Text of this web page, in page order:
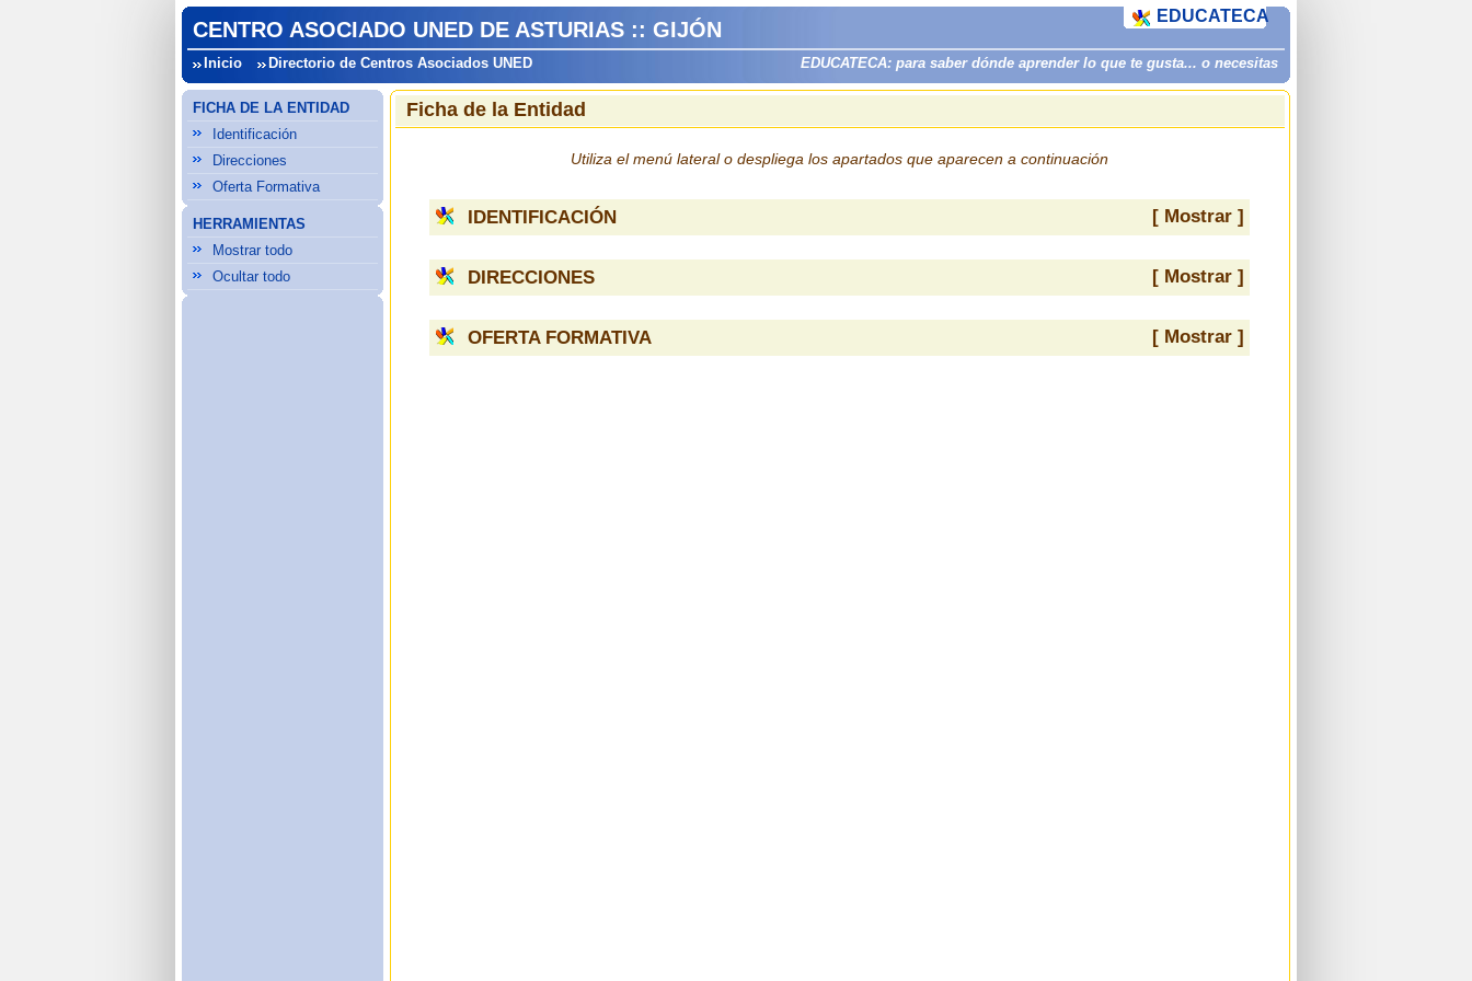
CENTRO ASOCIADO UNED DE ASTURIAS :: GIJÓN
Inicio Directorio de Centros Asociados UNED EDUCATECA: para saber dónde aprender lo que te gusta... o necesitas
EDUCATECA
FICHA DE LA ENTIDAD
Identificación
Direcciones
Oferta Formativa
HERRAMIENTAS
Mostrar todo
Ocultar todo
Ficha de la Entidad
Utiliza el menú lateral o despliega los apartados que aparecen a continuación
IDENTIFICACIÓN [ Mostrar ]
DIRECCIONES [ Mostrar ]
OFERTA FORMATIVA [ Mostrar ]